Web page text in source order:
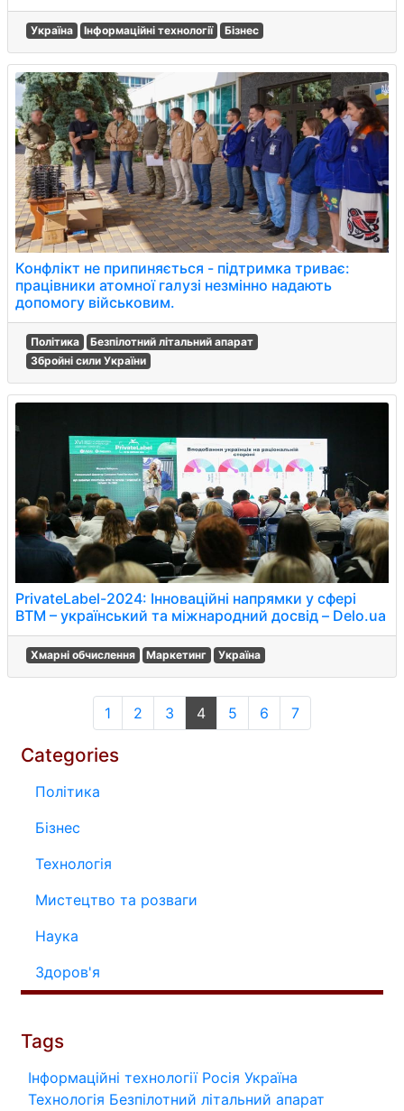
Україна Інформаційні технології Бізнес
Конфлікт не припиняється - підтримка триває:
працівники атомної галузі незмінно надають
допомогу військовим.
Політика
Безпілотний літальний апарат
Збройні сили України
PrivateLabel-2024: Інноваційні напрямки у сфері
ВТМ – український та міжнародний досвід – Delo.ua
Хмарні обчислення Маркетинг Україна
1 2 3 4 5 6 7
Categories
Політика
Бізнес
Технологія
Мистецтво та розваги
Наука
Здоров'я
Tags
Інформаційні технології Росія Україна
Технологія Безпілотний літальний апарат